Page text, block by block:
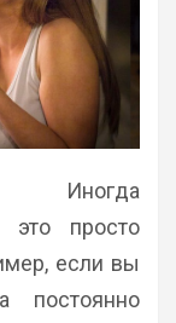
Иногда
это просто
если вы